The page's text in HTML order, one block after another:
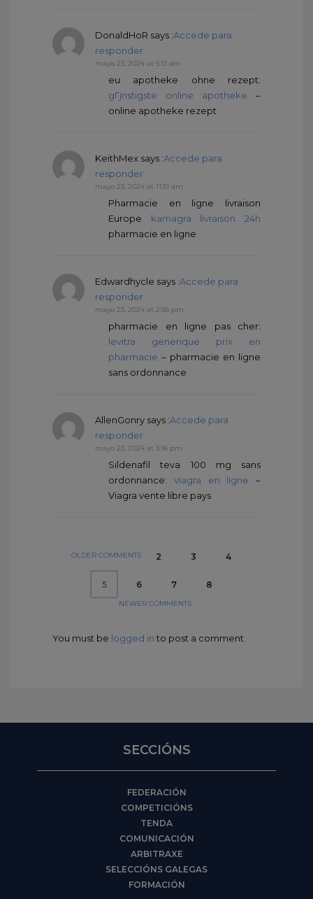
DonaldHoR says :Accede para
responder
mayo 23, 2024 at 5:31 am
eu apotheke ohne rezept:
gГјnstigste online apotheke –
online apotheke rezept
KeithMex says :Accede para
responder
mayo 23, 2024 at 11:31 am
Pharmacie en ligne livraison
Europe kamagra livraison 24h
pharmacie en ligne
Edwardhycle says :Accede para
responder
mayo 23, 2024 at 2:58 pm
pharmacie en ligne pas cher:
levitra generique prix en
pharmacie – pharmacie en ligne
sans ordonnance
AllenGonry says :Accede para
responder
mayo 23, 2024 at 3:18 pm
Sildenafil teva 100 mg sans
ordonnance: viagra en ligne –
Viagra vente libre pays
OLDER COMMENTS 2 3 4
5 6 7 8
NEWER COMMENTS
You must be logged in to post a comment.
SECCIÓNS
FEDERACIÓN
COMPETICIÓNS
TENDA
COMUNICACIÓN
ARBITRAXE
SELECCIÓNS GALEGAS
FORMACIÓN